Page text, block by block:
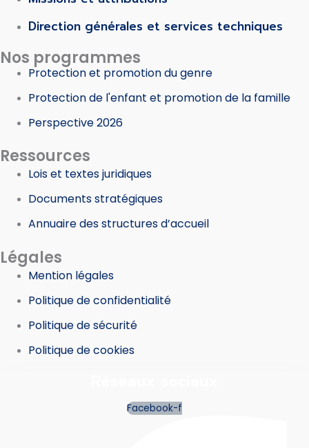
Direction générales et services techniques
Nos programmes
Protection et promotion du genre
Protection de l'enfant et promotion de la famille
Perspective 2026
Ressources
Lois et textes juridiques
Documents stratégiques
Annuaire des structures d’accueil
Légales
Mention légales
Politique de confidentialité
Politique de sécurité
Politique de cookies
Facebook-f